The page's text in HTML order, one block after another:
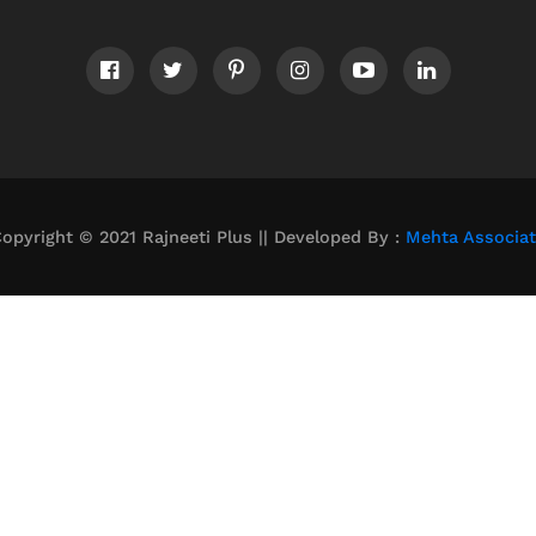
© 2021 Rajneeti Plus || Developed By : Mehta